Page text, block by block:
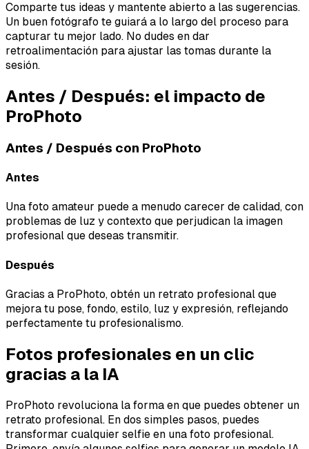
Comparte tus ideas y mantente abierto a las sugerencias.
Un buen fotógrafo te guiará a lo largo del proceso para
capturar tu mejor lado. No dudes en dar
retroalimentación para ajustar las tomas durante la
sesión.
Antes / Después: el impacto de
ProPhoto
Antes / Después con ProPhoto
Antes
Una foto amateur puede a menudo carecer de calidad, con
problemas de luz y contexto que perjudican la imagen
profesional que deseas transmitir.
Después
Gracias a ProPhoto, obtén un retrato profesional que
mejora tu pose, fondo, estilo, luz y expresión, reflejando
perfectamente tu profesionalismo.
Fotos profesionales en un clic
gracias a la IA
ProPhoto revoluciona la forma en que puedes obtener un
retrato profesional. En dos simples pasos, puedes
transformar cualquier selfie en una foto profesional.